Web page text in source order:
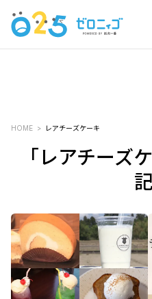
HOME レアチーズケーキ
「レアチーズ